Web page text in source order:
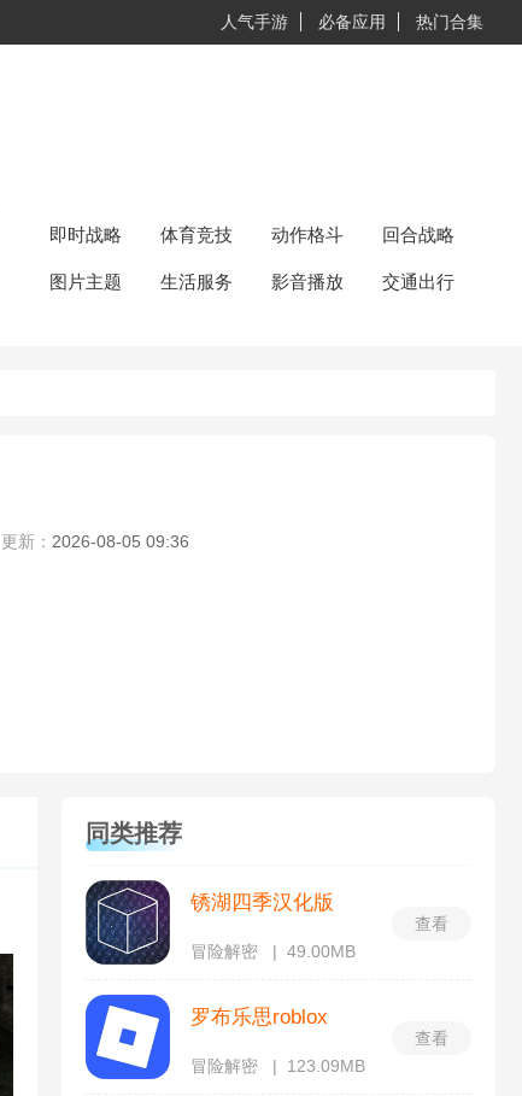
人气手游 必备应用 热门合集
即时战略 体育竞技 动作格斗 回合战略
图片主题 生活服务 影音播放 交通出行
更新： 2026-08-05 09:36
同类推荐
锈湖四季汉化版
冒险解密 49.00MB
查看
罗布乐思roblox
冒险解密 123.09MB
查看